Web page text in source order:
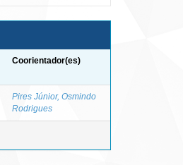
Coorientador(es)
Pires Júnior, Osmindo
Rodrigues